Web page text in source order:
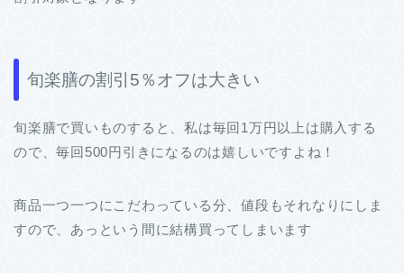
旬楽膳の割引5％オフは大きい
旬楽膳で買いものすると、私は毎回1万円以上は購入する
ので、毎回500円引きになるのは嬉しいですよね！
商品一つ一つにこだわっている分、値段もそれなりにしま
すので、あっという間に結構買ってしまいます